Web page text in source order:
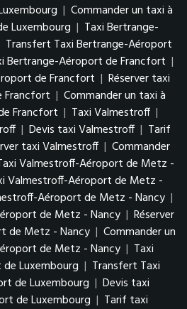
| Commander un taxi à
Luxembourg | Taxi Bertrange-
Transfert Taxi Bertrange-Aéroport
Bertrange-Aéroport de Francfort |
de Francfort | Réserver taxi
Francfort | Commander un taxi à
Francfort | Taxi Valmestroff |
| Devis taxi Valmestroff | Tarif
taxi Valmestroff | Commander
Valmestroff-Aéroport de Metz -
Valmestroff-Aéroport de Metz -
Aéroport de Metz - Nancy |
de Metz - Nancy | Réserver
de Metz - Nancy | Commander un
de Metz - Nancy | Taxi
Luxembourg | Transfert Taxi
de Luxembourg | Devis taxi
de Luxembourg | Tarif taxi